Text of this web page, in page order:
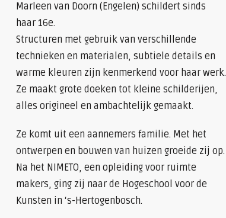
Marleen van Doorn (Engelen) schildert sinds
haar 16e.
Structuren met gebruik van verschillende
technieken en materialen, subtiele details en
warme kleuren zijn kenmerkend voor haar werk.
Ze maakt grote doeken tot kleine schilderijen,
alles origineel en ambachtelijk gemaakt.
Ze komt uit een aannemers familie. Met het
ontwerpen en bouwen van huizen groeide zij op.
Na het NIMETO, een opleiding voor ruimte
makers, ging zij naar de Hogeschool voor de
Kunsten in ‘s-Hertogenbosch.